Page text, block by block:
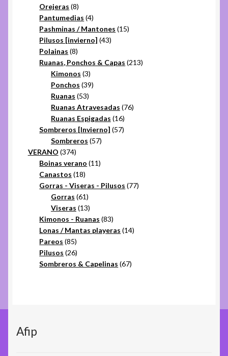
productos
Orejeras 88
productos
Pantumedias 44
productos
Pashminas / Mantones 1515
Pilusos [invierno] 4343
Polainas 88
productos
Ruanas, Ponchos & Capas 213213
Kimonos 33
productos
Ponchos 3939
Ruanas 5353
productos
Ruanas Atravesadas 7676
Ruanas Espigadas 1616
productos
Sombreros [Invierno] 5757
Sombreros 5757
VERANO 374374
productos
Boinas verano 1111
Canastos 1818
productos
Gorras - Viseras - Pilusos 7777
Gorras 6161
productos
Viseras 1313
productos
Kimonos - Ruanas 8383
productos
Lonas / Mantas playeras 1414
Pareos 8585
productos
Pilusos 2626
productos
Sombreros & Capelinas 6767
Afip